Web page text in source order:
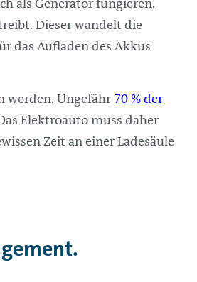
als Generator fungieren.
Dieser wandelt die
das Aufladen des Akkus
werden. Ungefähr 70 % der
Elektroauto muss daher
Zeit an einer Ladesäule